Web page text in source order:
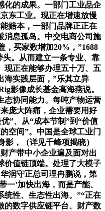
化的成果。一部门工业品企
东工业。现正在增速放慢
赔本，一部门品牌正正在
消息孤岛。中交电商公司施
，买家数增加20%，”1688
头。从而建立一条专业、靠
现正在能够办理五十万、五
海实践层面，”乐其立异
影像成长基金高海燕说。
态协同能力。每吨产物运营
庞大阵痛，企业需要用好
”、从“成本节制”到“价值
空间”。中国是全球工业门
，（详见千峰项揭晓）
产带中小企业遍及面对出
价值链顶端。处理了大模子
润守正总司理冉鹏说，第
一’加快出海，而是产能、
统性、生态性出海。”“正在
的数字供应链平台、财产数